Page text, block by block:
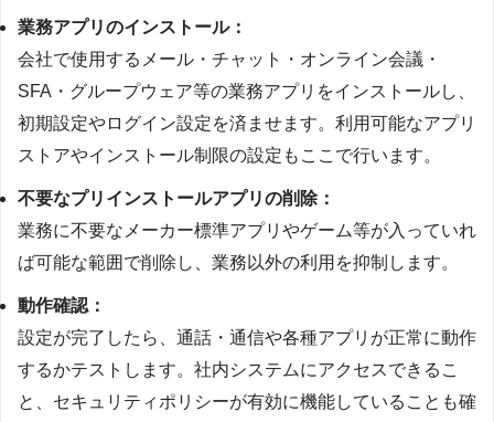
業務アプリのインストール：
会社で使用するメール・チャット・オンライン会議・
SFA・グループウェア等の業務アプリをインストールし、
初期設定やログイン設定を済ませます。利用可能なアプリ
ストアやインストール制限の設定もここで行います。
不要なプリインストールアプリの削除：
業務に不要なメーカー標準アプリやゲーム等が入っていれ
ば可能な範囲で削除し、業務以外の利用を抑制します。
動作確認：
設定が完了したら、通話・通信や各種アプリが正常に動作
するかテストします。社内システムにアクセスできるこ
と、セキュリティポリシーが有効に機能していることも確